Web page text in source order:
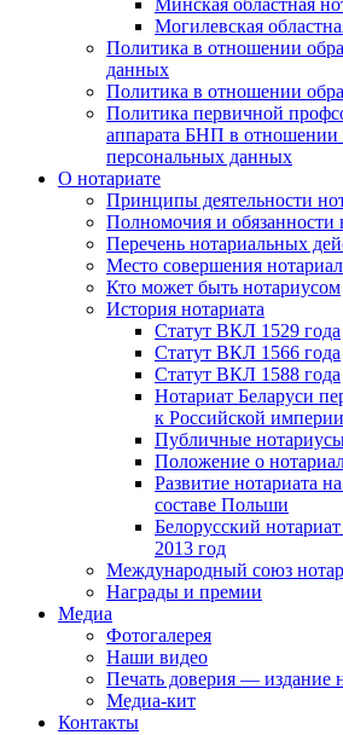
Минская областная
Могилевская
Политика в отношении
данных
Политика в отношении
Политика первичной
аппарата БНП в отношении
персональных данных
О нотариате
Принципы деятельности
Полномочия и обязанности
Перечень нотариальных
Место совершения
Кто может быть нотариусом
История нотариата
Статут ВКЛ 1529 года
Статут ВКЛ 1566 года
Статут ВКЛ 1588 года
Нотариат Беларуси
к Российской империи
Публичные
Положение о
Развитие нотариата
составе Польши
Белорусский
2013 год
Международный союз
Награды и премии
Медиа
Фотогалерея
Наши видео
Печать доверия — издание
Медиа-кит
Контакты